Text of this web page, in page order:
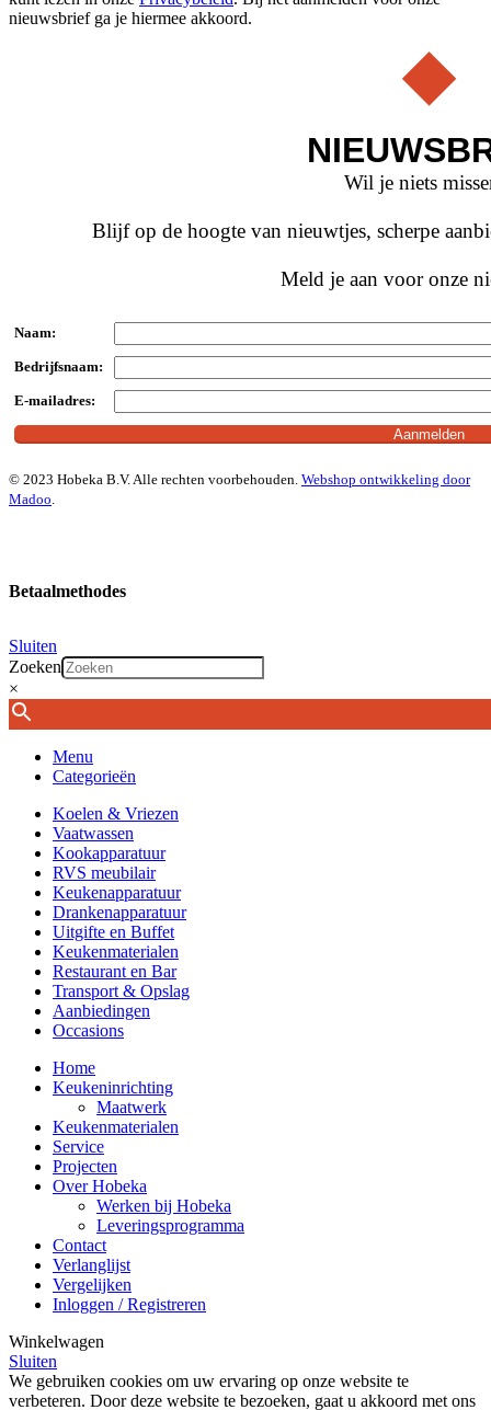
nieuwsbrief ga je hiermee akkoord.
Wil je niets
Blijf op de hoogte van nieuwtjes, scherpe
Meld je aan voor onze
Naam:
Bedrijfsnaam:
E-mailadres:
© 2023 Hobeka B.V. Alle rechten voorbehouden. Webshop ontwikkeling door
Madoo.
Betaalmethodes
Sluiten
Zoeken
×
Menu
Categorieën
Koelen & Vriezen
Vaatwassen
Kookapparatuur
RVS meubilair
Keukenapparatuur
Drankenapparatuur
Uitgifte en Buffet
Keukenmaterialen
Restaurant en Bar
Transport & Opslag
Aanbiedingen
Occasions
Home
Keukeninrichting
Maatwerk
Keukenmaterialen
Service
Projecten
Over Hobeka
Werken bij Hobeka
Leveringsprogramma
Contact
Verlanglijst
Vergelijken
Inloggen / Registreren
Winkelwagen
Sluiten
We gebruiken cookies om uw ervaring op onze website te
verbeteren. Door deze website te bezoeken, gaat u akkoord met ons